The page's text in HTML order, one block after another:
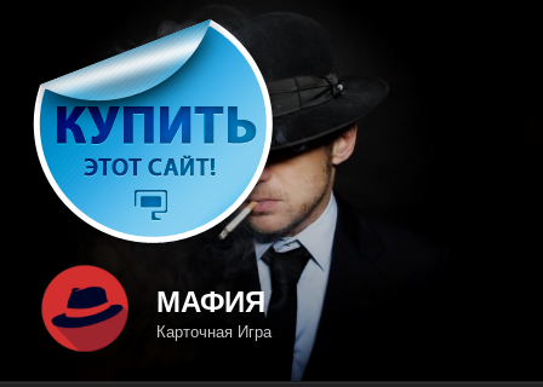
содержимому
МАФИЯ
Карточная Игра